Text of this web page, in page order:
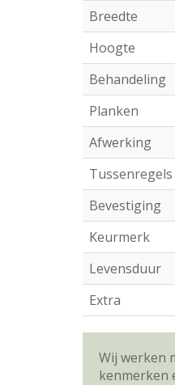
Breedte
Hoogte
Behandeling
Planken
Afwerking
Tussenregels
Bevestiging
Keurmerk
Levensduur
Extra
Wij werken
kenmerken